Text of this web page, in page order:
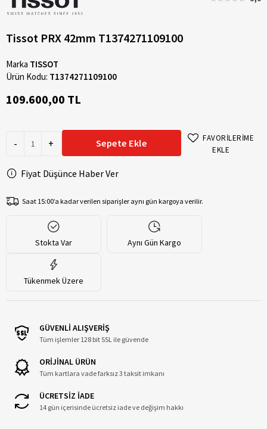
Tissot PRX 42mm T1374271109100
Marka TISSOT
Ürün Kodu: T1374271109100
109.600,00 TL
- + Sepete Ekle
FAVORİLERİME
EKLE
Fiyat Düşünce Haber Ver
Saat 15:00’a kadar verilen siparişler aynı gün kargoya verilir.
Stokta Var Aynı Gün Kargo
Tükenmek Üzere
GÜVENLİ ALIŞVERİŞ
Tüm işlemler 128 bit SSL ile güvende
ORİJİNAL ÜRÜN
Tüm kartlara vade farksız 3 taksit imkanı
ÜCRETSİZ İADE
14 gün içerisinde ücretsiz iade ve değişim hakkı